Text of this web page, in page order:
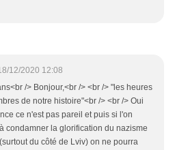
12/2020 12:08
/> Bonjour,<br /> <br /> "les heures
de notre histoire"<br /> <br /> Oui
ce n'est pas pareil et puis si l'on
condamner la glorification du nazisme
du côté de Lviv) on ne pourra